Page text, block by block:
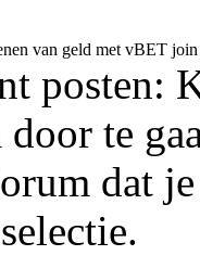
van geld met vBET
posten:
te
dat